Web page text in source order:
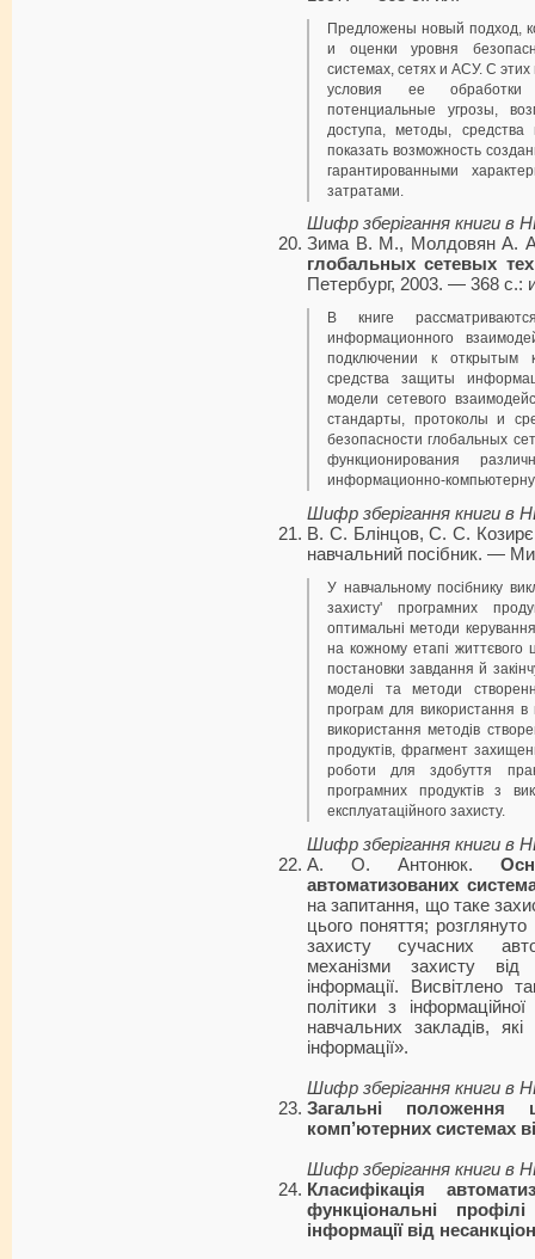
Предложены новый подход,
и оценки уровня
системах, сетях и АСУ. С
условия ее обработки
потенциальные угрозы,
доступа, методы,
показать возможность
гарантированными
затратами.
Шифр зберігання книги в
Зима В. М., Молдовян А.
глобальных сетевых
Петербург, 2003. — 368 с.:
В книге
информационного
подключении к открытым
средства защиты
модели сетевого
стандарты, протоколы и
безопасности глобальных
функционирования
информационно-
Шифр зберігання книги в
B. C. Блінцов, C. C.
навчальний посібник. —
У навчальному посібнику
захисту' програмних
оптимальні методи
на кожному етапі життєвого
постановки завдання й
моделі та методи
програм для використання
використання методів
продуктів, фрагмент
роботи для здобуття
програмних продуктів з
експлуатаційного захисту.
Шифр зберігання книги в
А. О. Антонюк.
автоматизованих
на запитання, що таке
цього поняття; розглянуто
захисту сучасних
механізми захисту від
інформації. Висвітлено
політики з
навчальних закладів,
інформації».
Шифр зберігання книги в
Загальні положення
комп’ютерних системах
Шифр зберігання книги в
Класифікація
функціональні
інформації від